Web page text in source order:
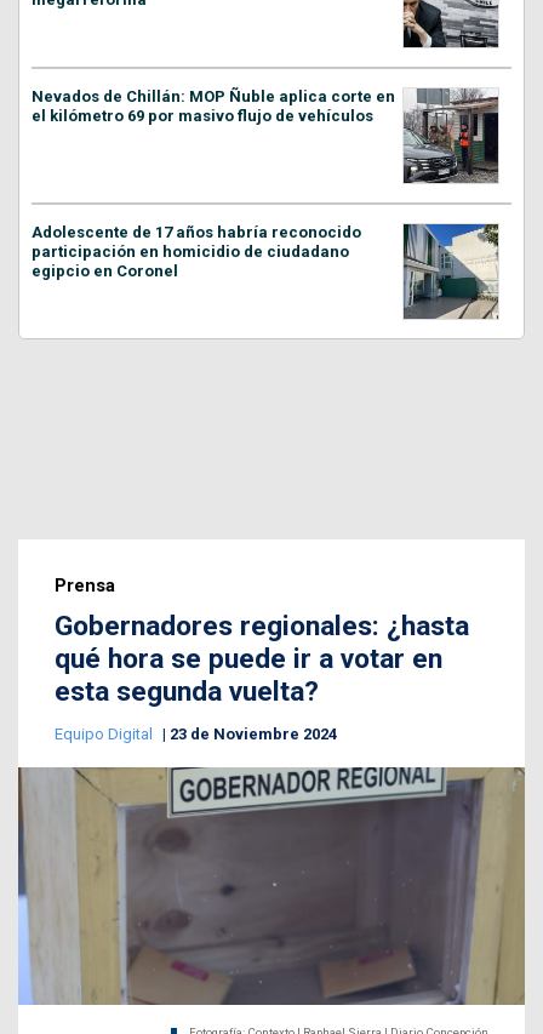
Nevados de Chillán: MOP Ñuble aplica corte en
el kilómetro 69 por masivo flujo de vehículos
Adolescente de 17 años habría reconocido
participación en homicidio de ciudadano
egipcio en Coronel
Prensa
Gobernadores regionales: ¿hasta
qué hora se puede ir a votar en
esta segunda vuelta?
Equipo Digital 23 de Noviembre 2024